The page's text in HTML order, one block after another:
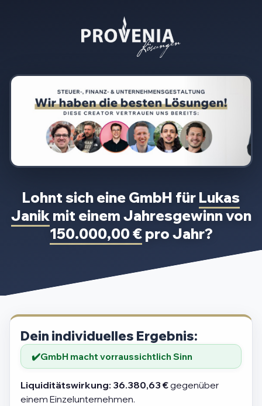
Lohnt sich eine GmbH für Lukas
Janikmit einem Jahresgewinn von
150.000,00 €pro Jahr?
Dein individuelles Ergebnis:
GmbH macht vorraussichtlich Sinn
Liquiditätswirkung: 36.380,63 €gegenüber
einem Einzelunternehmen.